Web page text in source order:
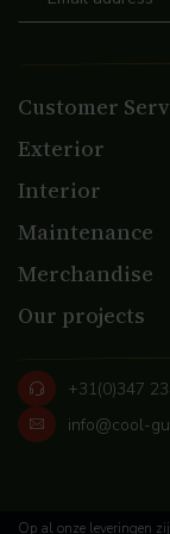
Customer
Exterior
Interior
Maintenance
Merchandise
Our projects
+31(0)347
info@cool-
Op al onze leveringen